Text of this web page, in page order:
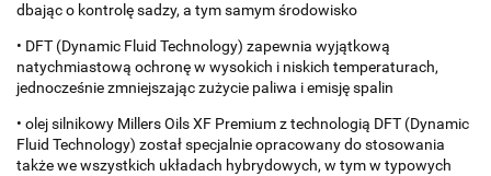
dbając o kontrolę sadzy, a tym samym środowisko
• DFT (Dynamic Fluid Technology) zapewnia wyjątkową
natychmiastową ochronę w wysokich i niskich temperaturach,
jednocześnie zmniejszając zużycie paliwa i emisję spalin
• olej silnikowy Millers Oils XF Premium z technologią DFT (Dynamic
Fluid Technology) został specjalnie opracowany do stosowania
także we wszystkich układach hybrydowych, w tym w typowych